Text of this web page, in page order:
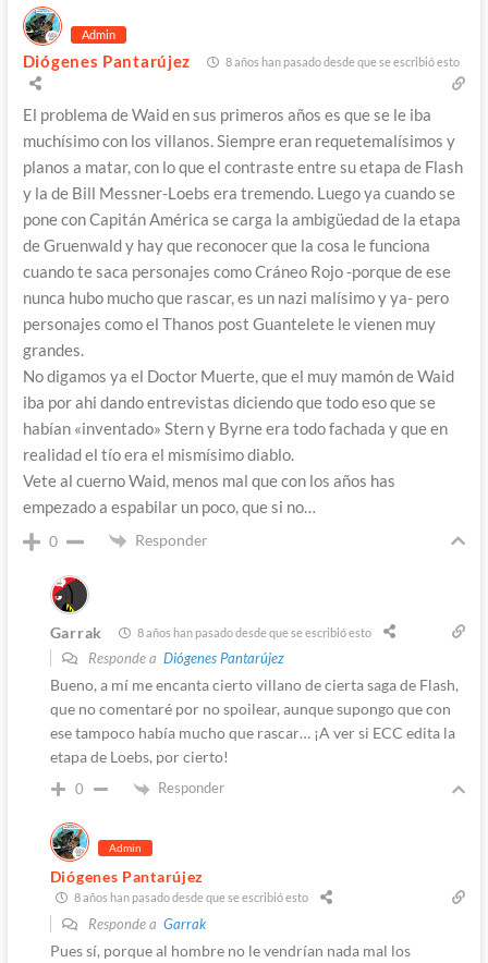
Admin
Diógenes Pantarújez 8 años han pasado desde que se escribió esto
El problema de Waid en sus primeros años es que se le iba
muchísimo con los villanos. Siempre eran requetemalísimos y
planos a matar, con lo que el contraste entre su etapa de Flash
y la de Bill Messner-Loebs era tremendo. Luego ya cuando se
pone con Capitán América se carga la ambigüedad de la etapa
de Gruenwald y hay que reconocer que la cosa le funciona
cuando te saca personajes como Cráneo Rojo -porque de ese
nunca hubo mucho que rascar, es un nazi malísimo y ya- pero
personajes como el Thanos post Guantelete le vienen muy
grandes.
No digamos ya el Doctor Muerte, que el muy mamón de Waid
iba por ahi dando entrevistas diciendo que todo eso que se
habían «inventado» Stern y Byrne era todo fachada y que en
realidad el tío era el mismísimo diablo.
Vete al cuerno Waid, menos mal que con los años has
empezado a espabilar un poco, que si no…
0 Responder
Garrak 8 años han pasado desde que se escribió esto
Responde a Diógenes Pantarújez
Bueno, a mí me encanta cierto villano de cierta saga de Flash,
que no comentaré por no spoilear, aunque supongo que con
ese tampoco había mucho que rascar… ¡A ver si ECC edita la
etapa de Loebs, por cierto!
0 Responder
Admin
Diógenes Pantarújez
8 años han pasado desde que se escribió esto
Responde a Garrak
Pues sí, porque al hombre no le vendrían nada mal los